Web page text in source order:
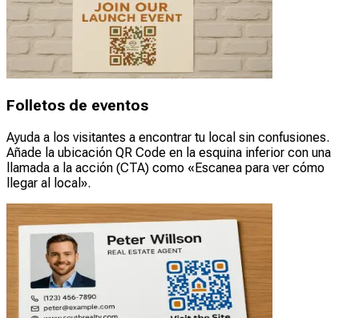
Folletos de eventos
Ayuda a los visitantes a encontrar tu local sin confusiones.
Añade la ubicación QR Code en la esquina inferior con una
llamada a la acción (CTA) como «Escanea para ver cómo
llegar al local».